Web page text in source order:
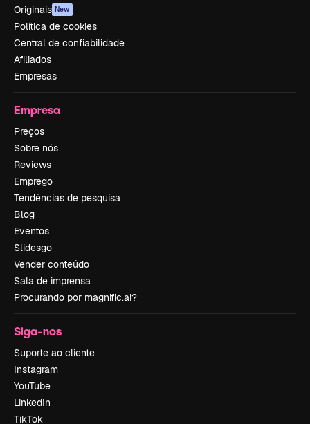
Originais New
Política de cookies
Central de confiabilidade
Afiliados
Empresas
Empresa
Preços
Sobre nós
Reviews
Emprego
Tendências de pesquisa
Blog
Eventos
Slidesgo
Vender conteúdo
Sala de imprensa
Procurando por magnific.ai?
Siga-nos
Suporte ao cliente
Instagram
YouTube
LinkedIn
TikTok